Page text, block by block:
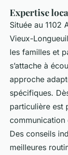
Expertise
Située au 1102
Vieux-
les familles et
s’attache à
approche
spécifiques.
particulière est
communication
Des conseils
meilleures